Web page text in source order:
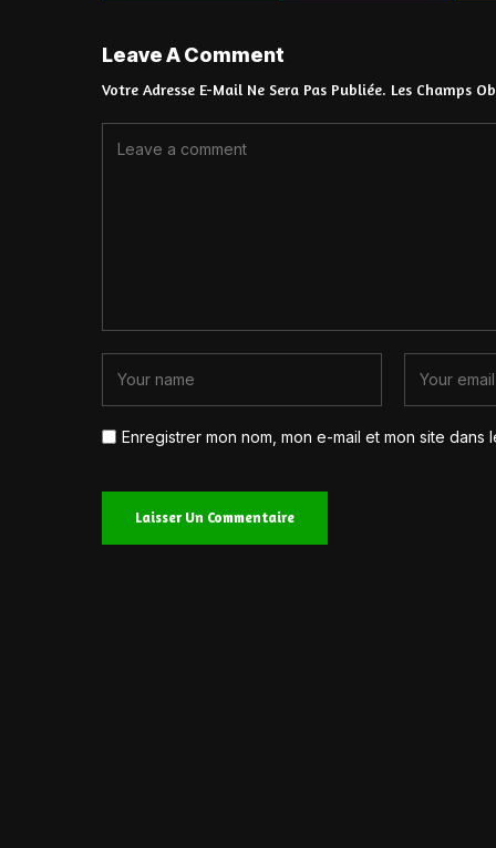
Leave A Comment
Votre Adresse E-Mail Ne Sera Pas Publiée. Les Champs
Enregistrer mon nom, mon e-mail et mon site